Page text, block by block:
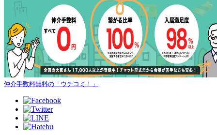
仲介手数料無料の「ウチコミ！」